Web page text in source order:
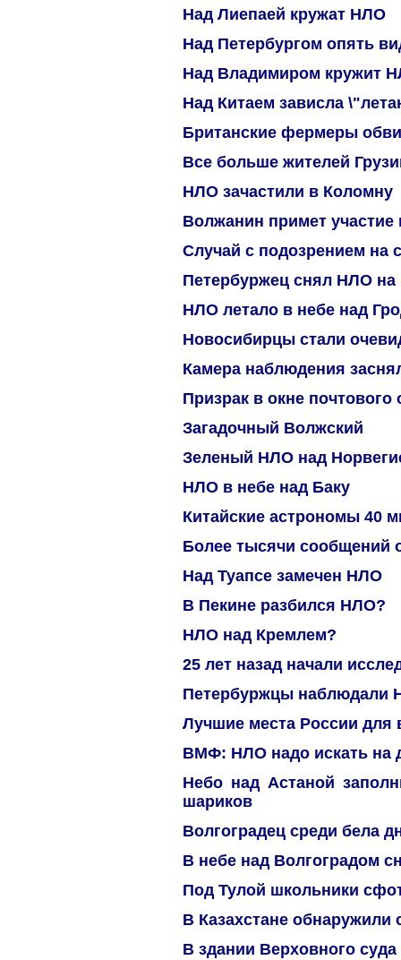
Над Лиепаей кружат НЛО
Над Петербургом опять
Над Владимиром кружит
Над Китаем зависла
Британские фермеры
Все больше жителей
НЛО зачастили в Коломну
Волжанин примет участие
Случай с подозрением на
Петербуржец снял НЛО
НЛО летало в небе над
Новосибирцы стали
Камера наблюдения
Призрак в окне почтового
Загадочный Волжский
Зеленый НЛО над
НЛО в небе над Баку
Китайские астрономы 40
Более тысячи сообщений
Над Туапсе замечен НЛО
В Пекине разбился НЛО?
НЛО над Кремлем?
25 лет назад начали
Петербуржцы наблюдали
Лучшие места России для
ВМФ: НЛО надо искать на
Небо над Астаной
шариков
Волгоградец среди бела
В небе над Волгоградом
Под Тулой школьники
В Казахстане обнаружили
В здании Верховного